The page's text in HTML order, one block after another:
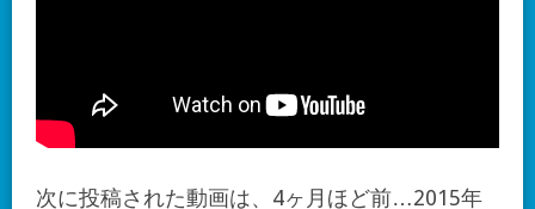
次に投稿された動画は、4ヶ月ほど前…2015年